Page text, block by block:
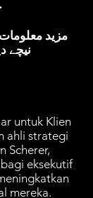
مزید
نیچے
untuk Klien
ahli strategi
Scherer,
eksekutif
mereka.